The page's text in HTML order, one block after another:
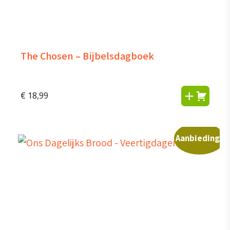
The Chosen – Bijbelsdagboek
€ 18,99
Aanbieding!